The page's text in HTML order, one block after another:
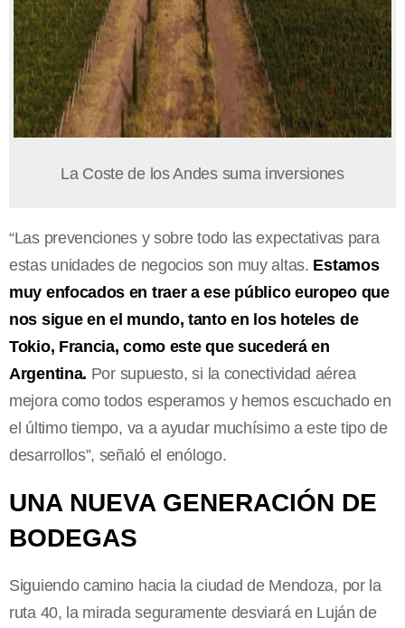
La Coste de los Andes suma inversiones
“Las prevenciones y sobre todo las expectativas para
estas unidades de negocios son muy altas. Estamos
muy enfocados en traer a ese público europeo que
nos sigue en el mundo, tanto en los hoteles de
Tokio, Francia, como este que sucederá en
Argentina. Por supuesto, si la conectividad aérea
mejora como todos esperamos y hemos escuchado en
el último tiempo, va a ayudar muchísimo a este tipo de
desarrollos”, señaló el enólogo.
UNA NUEVA GENERACIÓN DE
BODEGAS
Siguiendo camino hacia la ciudad de Mendoza, por la
ruta 40, la mirada seguramente desviará en Luján de